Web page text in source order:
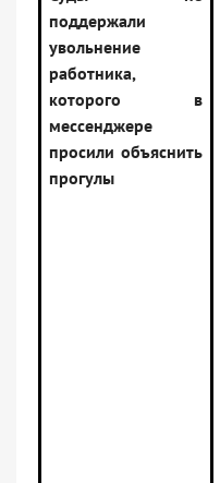
поддержали
увольнение
работника,
которого в
мессенджере
просили объяснить
прогулы